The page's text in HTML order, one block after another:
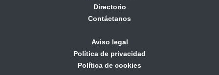
Directorio
Contáctanos
Aviso legal
Política de privacidad
Política de cookies